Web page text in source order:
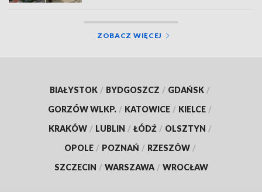
ZOBACZ WIĘCEJ
BIAŁYSTOK / BYDGOSZCZ / GDAŃSK /
GORZÓW WLKP. / KATOWICE / KIELCE /
KRAKÓW / LUBLIN / ŁÓDŹ / OLSZTYN /
OPOLE / POZNAŃ / RZESZÓW /
SZCZECIN / WARSZAWA / WROCŁAW